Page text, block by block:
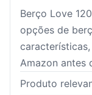
Berço Love
opções de
Amazon antes
Produto